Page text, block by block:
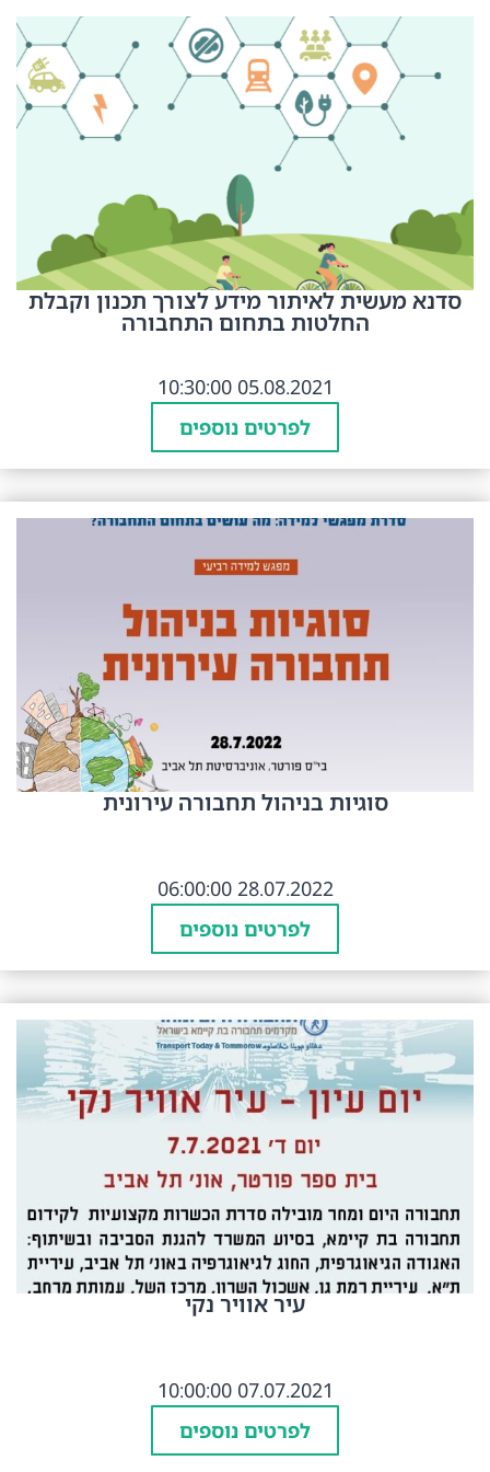
מעשית לאיתור מידע לצורך תכנון וקבלת
החלטות בתחום התחבורה
05.08.2021 10:30:00
לפרטים נוספים
סוגיות בניהול תחבורה עירונית
28.07.2022 06:00:00
לפרטים נוספים
עיר אוויר נקי
07.07.2021 10:00:00
לפרטים נוספים